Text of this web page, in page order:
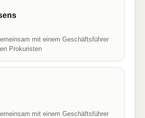
mit einem Geschäftsführer
Prokuristen
mit einem Geschäftsführer